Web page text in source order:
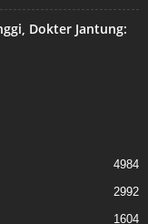
Dokter Jantung:
4984
2992
1604